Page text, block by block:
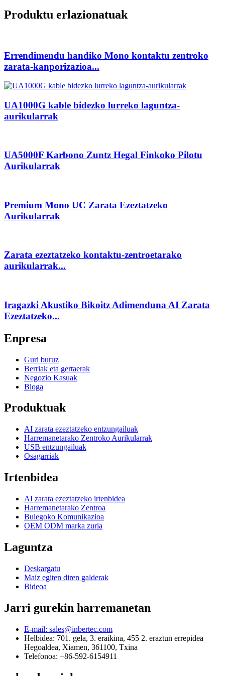
Produktu erlazionatuak
Errendimendu handiko Mono kontaktu zentroko
zarata-kanporizazioa...
UA1000G kable bidezko lurreko laguntza-
aurikularrak
UA5000F Karbono Zuntz Hegal Finkoko Pilotu
Aurikularrak
Premium Mono UC Zarata Ezeztatzeko
Aurikularrak
Zarata ezeztatzeko kontaktu-zentroetarako
aurikularrak...
Iragazki Akustiko Bikoitz Adimenduna AI Zarata
Ezeztatzeko...
Enpresa
Guri buruz
Berriak eta gertaerak
Negozio Kasuak
Bloga
Produktuak
AI zarata ezeztatzeko entzungailuak
Harremanetarako Zentroko Aurikularrak
USB entzungailuak
Osagarriak
Irtenbidea
AI zarata ezeztatzeko irtenbidea
Harremanetarako Zentroa
Bulegoko Komunikazioa
OEM ODM marka zuria
Laguntza
Deskargatu
Maiz egiten diren galderak
Bideoa
Jarri gurekin harremanetan
E-mail: sales@inbertec.com
Helbidea: 701. gela, 3. eraikina, 455 2. eraztun errepidea
Hegoaldea, Xiamen, 361100, Txina
Telefonoa: +86-592-6154911